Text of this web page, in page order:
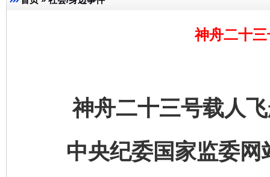
神舟二十
神舟二十三号载人飞
中央纪委国家监委网